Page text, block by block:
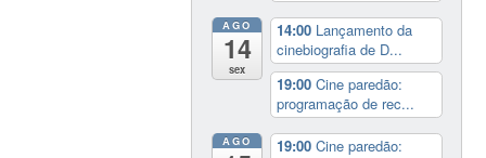
AGO
14
sex
14:00 Lançamento da
cinebiografia de D...
19:00Cine paredão:
programação de rec...
AGO 19:00Cine paredão: